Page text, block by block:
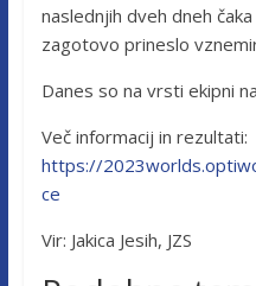
naslednjih dveh dneh
zagotovo prineslo
Danes so na vrsti ekipni
Več informacij in rezultati:
https://
ce
Vir: Jakica Jesih, JZS